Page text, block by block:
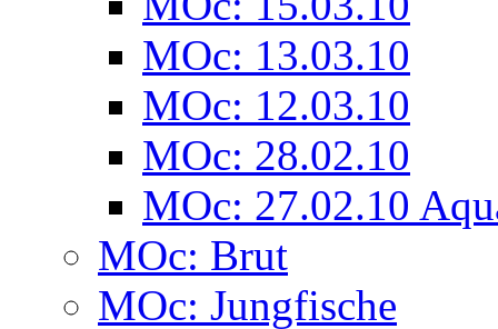
MOc: 13.03.10
MOc: 12.03.10
MOc: 28.02.10
MOc: 27.02.10
MOc: Brut
MOc: Jungfische